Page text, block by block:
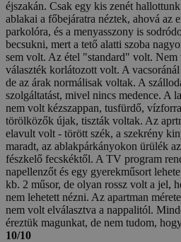
éjszakán. Csak egy kis zenét
ablakai a főbejáratra néztek, ahová az
parkolóra, és a menyasszony is
becsukni, mert a tető alatti szoba
sem volt. Az étel "standard" volt. Nem
választék korlátozott volt. A
de az árak normálisak voltak. A
szolgáltatást, mivel nincs medence. A
nem volt kézszappan, tusfürdő,
törölközők újak, tiszták voltak. Az
elavult volt - törött szék, a szekrény
maradt, az ablakpárkányokon ürülék
fészkelő fecskéktől. A TV program
napellenzőt és egy gyerekműsort
kb. 2 műsor, de olyan rossz volt a jel,
nem lehetett nézni. Az apartman
nem volt elválasztva a nappalitól.
éreztük magunkat, de nem tudom,
10/10